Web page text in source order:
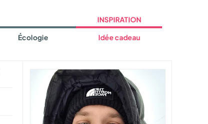
Écologie
INSPIRATION
Idée cadeau